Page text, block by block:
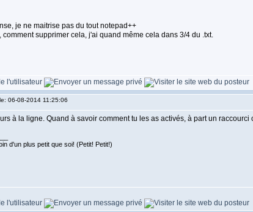
je ne maitrise pas du tout notepad++
comment supprimer cela, j'ai quand même cela dans 3/4 du .txt.
06-08-2014 11:25:06
à la ligne. Quand à savoir comment tu les as activés, à part un
d'un plus petit que soi! (Petit! Petit!)